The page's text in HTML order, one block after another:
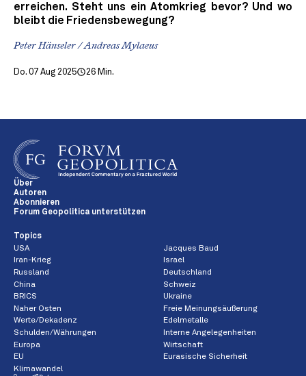
erreichen. Steht uns ein Atomkrieg bevor? Und wo
bleibt die Friedensbewegung?
Peter Hänseler / Andreas Mylaeus
Do. 07 Aug 2025 26 Min.
Über
Autoren
Abonnieren
Forum Geopolitica unterstützen
Topics
USA
Jacques Baud
Iran-Krieg
Israel
Russland
Deutschland
China
Schweiz
BRICS
Ukraine
Naher Osten
Freie Meinungsäußerung
Werte/Dekadenz
Edelmetalle
Schulden/Währungen
Interne Angelegenheiten
Europa
Wirtschaft
EU
Eurasische Sicherheit
Klimawandel